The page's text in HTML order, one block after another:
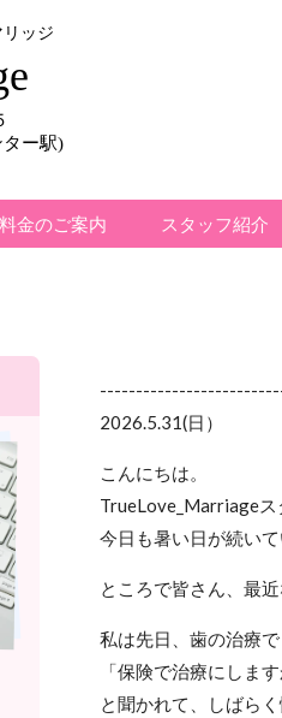
ッジ
ター駅)
料金のご案内 スタッフ紹介
2026.5.31(日）
こんにちは。
TrueLove_Marriageス
今日も暑い日が続いて
ところで皆さん、最
私は先日、歯の治療で
「保険で治療にしま
と聞かれて、しばら